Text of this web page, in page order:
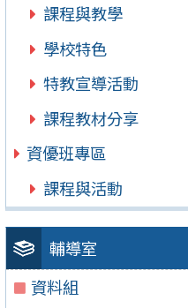
課程與教學
學校特色
特教宣導活動
課程教材分享
資優班專區
課程與活動
輔導室
資料組